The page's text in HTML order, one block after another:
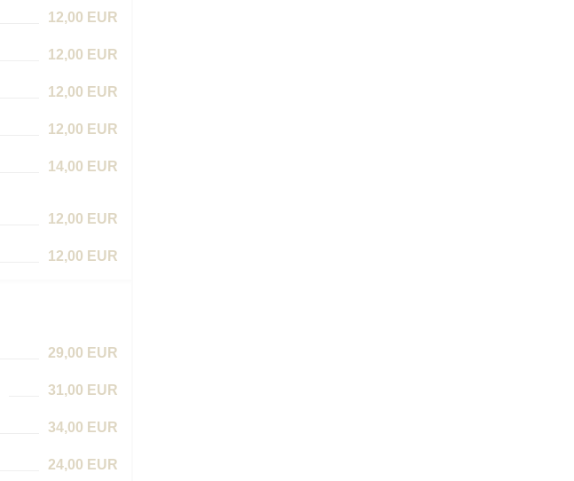
12,00 EUR
12,00 EUR
12,00 EUR
12,00 EUR
14,00 EUR
12,00 EUR
12,00 EUR
29,00 EUR
31,00 EUR
34,00 EUR
24,00 EUR